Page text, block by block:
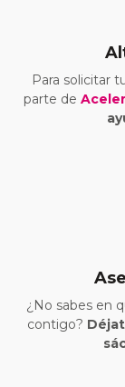
Para solicitar
parte de
¿No sabes en
contigo?